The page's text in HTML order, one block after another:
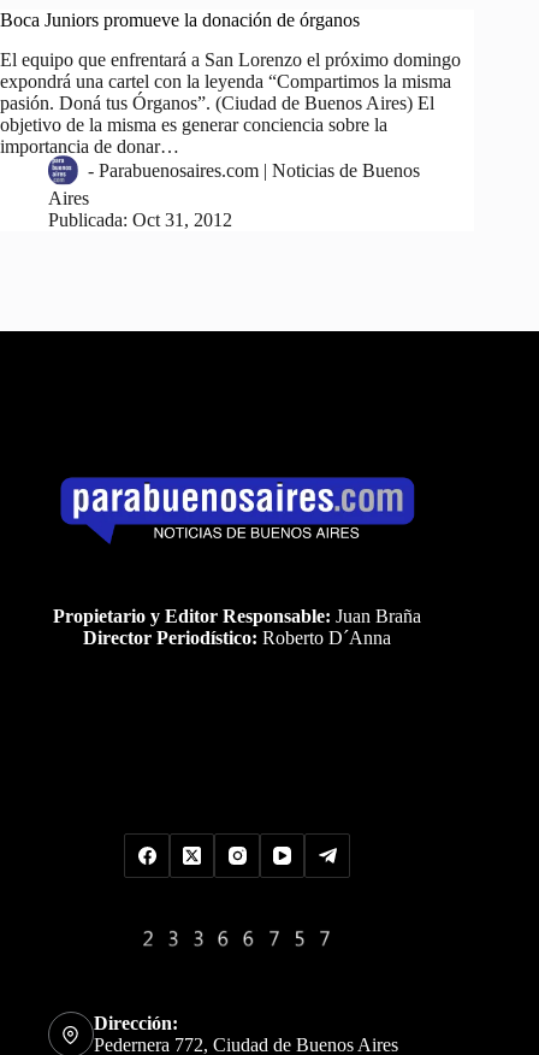
Boca Juniors promueve la donación de órganos
El equipo que enfrentará a San Lorenzo el próximo domingo
expondrá una cartel con la leyenda “Compartimos la misma
pasión. Doná tus Órganos”. (Ciudad de Buenos Aires) El
objetivo de la misma es generar conciencia sobre la
importancia de donar…
- Parabuenosaires.com | Noticias de Buenos
Aires
Publicada: Oct 31, 2012
Propietario y Editor Responsable: Juan Braña
Director Periodístico: Roberto D´Anna
Dirección:
Pedernera 772, Ciudad de Buenos Aires